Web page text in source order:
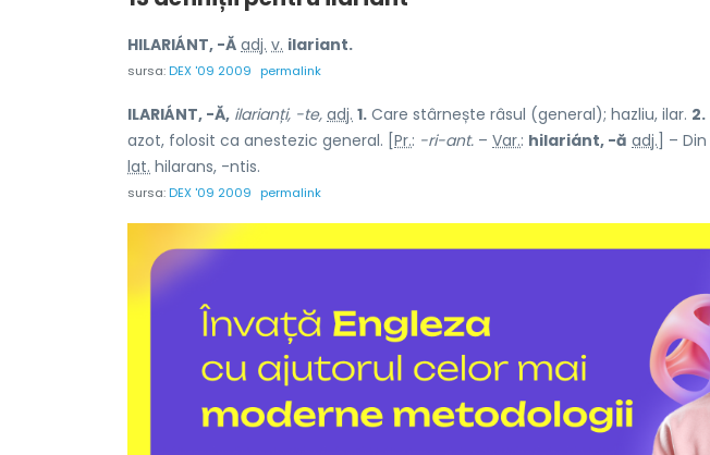
HILARIÁNT, -Ă adj. v. ilariant.
sursa:DEX '09 2009 permalink
ILARIÁNT, -Ă, ilarianți, -te, adj. 1. Care stârnește râsul (general); hazliu, ilar. 2.
azot, folosit ca anestezic general. [ Pr.: -ri-ant. – Var.: hilariánt, -ă adj. ] – Din
lat. hilarans, -ntis.
sursa:DEX '09 2009 permalink